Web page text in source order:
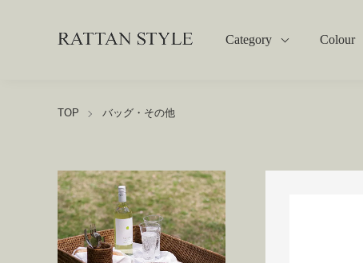
Category Colour
TOP バッグ・その他